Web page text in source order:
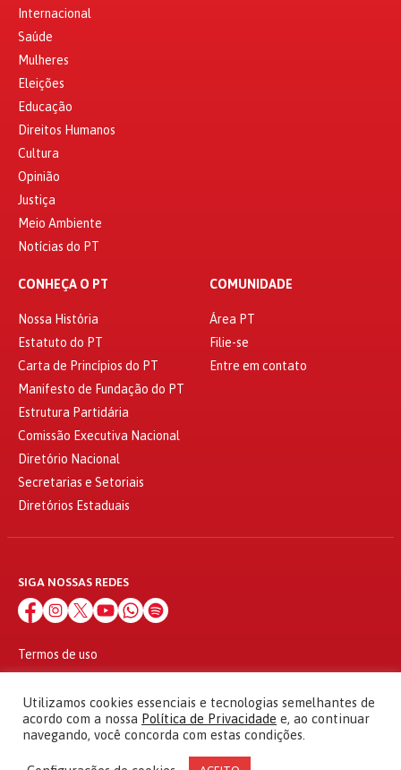
Internacional
Saúde
Mulheres
Eleições
Educação
Direitos Humanos
Cultura
Opinião
Justiça
Meio Ambiente
Notícias do PT
CONHEÇA O PT
Nossa História
Estatuto do PT
Carta de Princípios do PT
Manifesto de Fundação do PT
Estrutura Partidária
Comissão Executiva Nacional
Diretório Nacional
Secretarias e Setoriais
Diretórios Estaduais
COMUNIDADE
Área PT
Filie-se
Entre em contato
SIGA NOSSAS REDES
Termos de uso
© 2010 - 2026
Partido dos Trabalhadores Todos os direitos reservados
Utilizamos cookies essenciais e tecnologias semelhantes de
acordo com a nossa Política de Privacidade e, ao continuar
navegando, você concorda com estas condições.